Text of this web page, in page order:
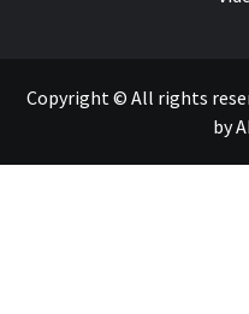
Copyright © All rights
by